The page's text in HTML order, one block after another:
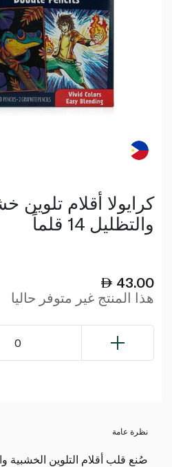
كرايولا أقلام تلوين
والتظليل 14 قلماً
43.00
هذا المنتج غير متوفر حاليا
0
نظرة عامة
صُنع قلب أقلام التلوين الخشبية